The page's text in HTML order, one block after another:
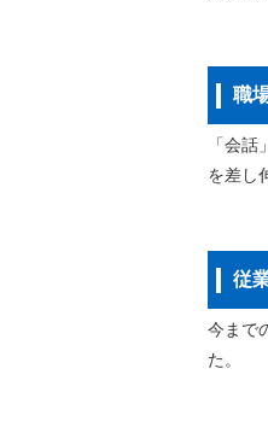
職
「会
を差し
従
今まで
た。